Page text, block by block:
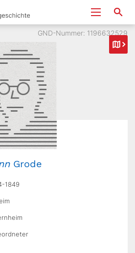
GND-Nummer: 1196632529
Grode
1849